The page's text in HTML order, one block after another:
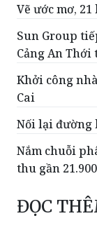
Vẽ ước mơ,
Sun Group
Cảng An Thới
Khởi công
Cai
Nối lại đường
Nắm chuỗi
thu gần
ĐỌC